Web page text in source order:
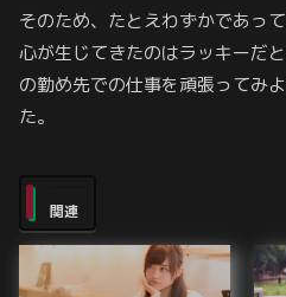
そのため、たとえわずかであっ
心が生じてきたのはラッキーだ
の勤め先での仕事を頑張ってみ
た。
関連